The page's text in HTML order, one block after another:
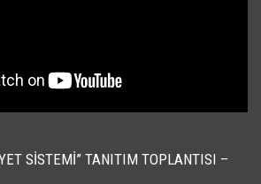
SISTEMI” TANITIM TOPLANTISI –